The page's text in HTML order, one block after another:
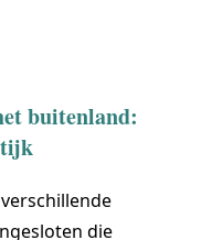
buitenland:
die